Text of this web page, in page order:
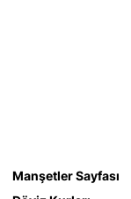
Manşetler Sayfası